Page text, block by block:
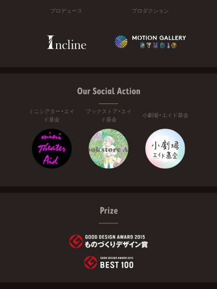
プロデュース プロダクション
Our Social Action
ミニシアター・エイ
ド基金
ブックストア・エイ
ド基金
小劇場・エイド基金
Prize